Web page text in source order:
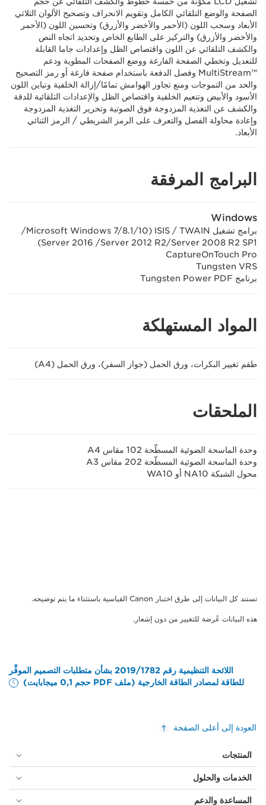
الصفحة والوضع التلقائي الكامل وتقويم الانحراف وتصحيح الألوان الثلاثي
الأبعاد وسحب اللون (الأحمر والأخضر والأزرق) وتحسين اللون (الأحمر
والأخضر والأزرق) والتركيز على الطابع الخاص وتحديد اتجاه النص
والكشف التلقائي عن اللون واقتصاص الظل وإعدادات جاما القابلة
للتعديل وتخطي الصفحة الفارغة ووضع الصفحات المطوية ودعم
MultiStream™‎ وفصل الدفعة باستخدام صفحة فارغة أو رمز التصحيح
والحد من التموجات ومنع تجاوز الهوامش تمامًا/إزالة الخلفية وتباين اللون
الأسود والأبيض وتنعيم الخلفية واقتصاص الظل والإعدادات التلقائية للدقة
والكشف عن التغذية المزدوجة فوق الصوتية وتحرير التغذية المزدوجة
وإعادة محاولة الفصل والتعرف على الرمز الشريطي / الرمز الثنائي
الأبعاد.
البرامج المرفقة
Windows
برامج تشغيل ISIS / TWAIN ‏(Microsoft Windows 7/8.1/10/
CaptureOnTouch Pro
Tungsten VRS
برنامج Tungsten Power PDF
المواد المستهلكة
طقم تغيير البكرات، ورق الحمل (جواز السفر)، ورق الحمل (A4)
الملحقات
وحدة الماسحة الضوئية المسطّحة 102 مقاس A4
وحدة الماسحة الضوئية المسطّحة 202 مقاس A3
محول الشبكة NA10 أو WA10
تستند كل البيانات إلى طرق اختبار Canon القياسية باستثناء ما يتم توضيحه.
هذه البيانات عُرضة للتغيير من دون إشعار.
اللائحة التنظيمية رقم 2019/1782 بشأن متطلبات التصميم الموفِّر
للطاقة لمصادر الطاقة الخارجية (ملف PDF حجم 0,1 ميجابايت)
العودة إلى أعلى الصفحة
المنتجات
الخدمات والحلول
المساعدة والدعم